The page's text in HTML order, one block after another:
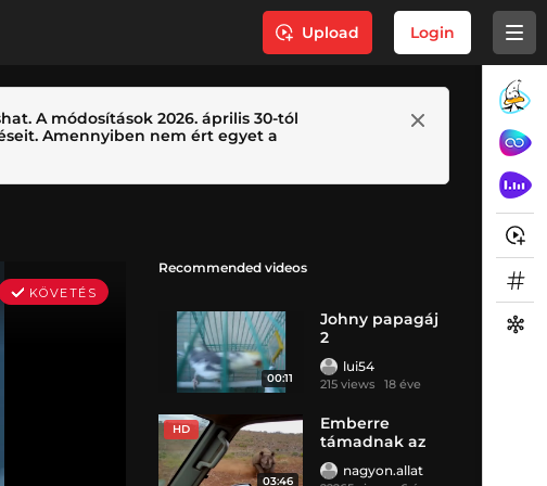
Upload Login
A módosítások 2026. április 30-tól
Amennyiben nem ért egyet a
Recommended videos
00:11
Johny papagáj
2
lui54
215 views 18 éve
HD
03:46
Emberre
támadnak az
állatok
nagyon.allat